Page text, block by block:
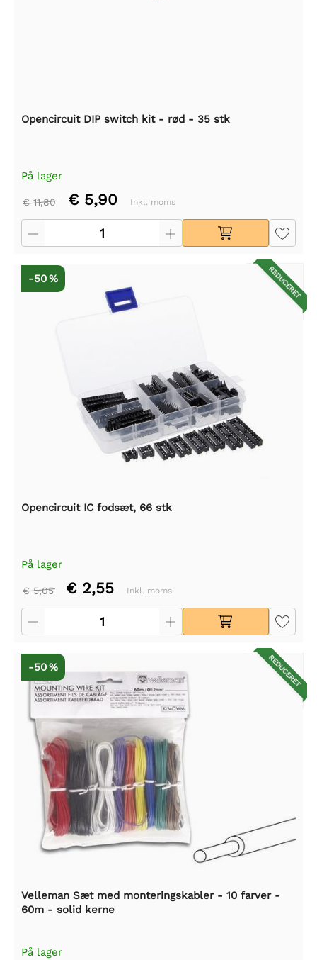
Opencircuit DIP switch kit - rød - 35 stk
På lager
€ 11,80 € 5,90 Inkl. moms
REDUCERET
-50 %
Opencircuit IC fodsæt, 66 stk
På lager
€ 5,05 € 2,55 Inkl. moms
REDUCERET
-50 %
Velleman Sæt med monteringskabler - 10 farver -
60m - solid kerne
På lager